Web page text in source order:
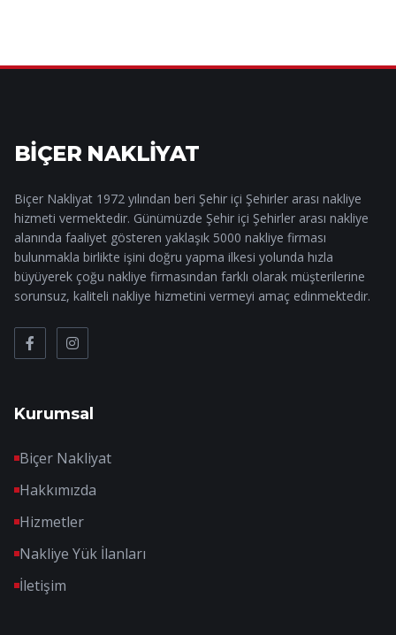
BİÇER NAKLİYAT
Biçer Nakliyat 1972 yılından beri Şehir içi Şehirler arası nakliye
hizmeti vermektedir. Günümüzde Şehir içi Şehirler arası nakliye
alanında faaliyet gösteren yaklaşık 5000 nakliye firması
bulunmakla birlikte işini doğru yapma ilkesi yolunda hızla
büyüyerek çoğu nakliye firmasından farklı olarak müşterilerine
sorunsuz, kaliteli nakliye hizmetini vermeyi amaç edinmektedir.
Kurumsal
Biçer Nakliyat
Hakkımızda
Hizmetler
Nakliye Yük İlanları
İletişim